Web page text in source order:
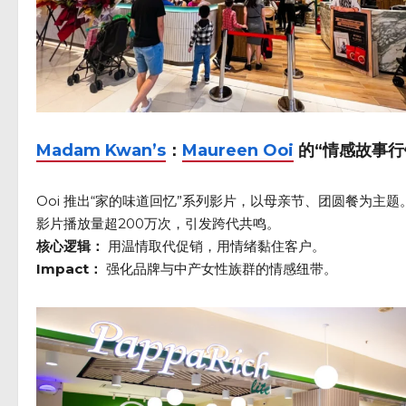
Madam Kwan’s ： Maureen Ooi 的“情感故事
Ooi 推出“家的味道回忆”系列影片，以母亲节、团圆餐为主题
影片播放量超200万次，引发跨代共鸣。
核心逻辑：
用温情取代促销，用情绪黏住客户。
Impact： 强化品牌与中产女性族群的情感纽带。